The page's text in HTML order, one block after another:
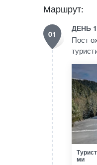
Маршрут:
01
ДЕНЬ
Пост
ми